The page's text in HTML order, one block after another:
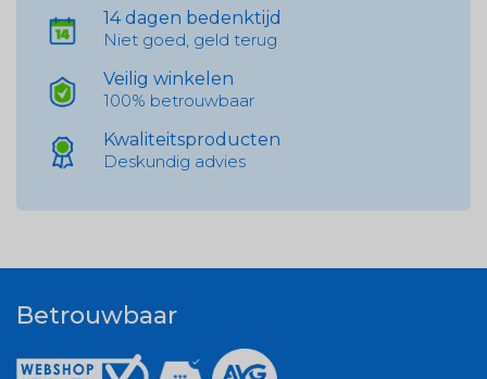
14 dagen bedenktijd
Niet goed, geld terug
Veilig winkelen
100% betrouwbaar
Kwaliteitsproducten
Deskundig advies
Betrouwbaar